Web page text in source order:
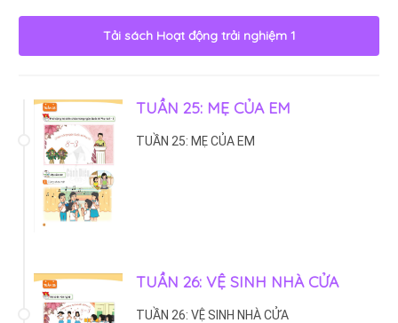
Tải sách Hoạt động trải nghiệm 1
TUẦN 25: MẸ CỦA EM
TUẦN 25: MẸ CỦA EM
TUẦN 26: VỆ SINH NHÀ CỬA
TUẦN 26: VỆ SINH NHÀ CỬA